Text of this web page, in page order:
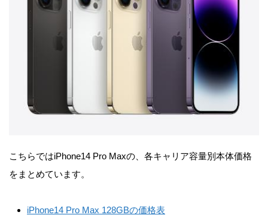
こちらではiPhone14 Pro Maxの、各キャリア容量別本体価格
をまとめています。
iPhone14 Pro Max 128GBの価格表